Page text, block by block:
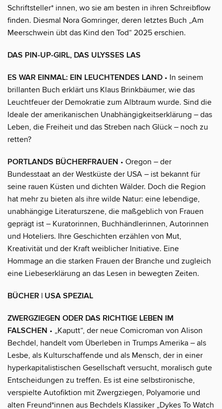
Schriftsteller* innen, wo sie am besten in ihren Schreibflow
finden. Diesmal Nora Gomringer, deren letztes Buch „Am
Meerschwein übt das Kind den Tod“ 2025 erschien.
DAS PIN-UP-GIRL, DAS ULYSSES LAS
ES WAR EINMAL: EIN LEUCHTENDES LAND • In seinem
brillanten Buch erklärt uns Klaus Brinkbäumer, wie das
Leuchtfeuer der Demokratie zum Albtraum wurde. Sind die
Ideale der amerikanischen Unabhängigkeitserklärung – das
Leben, die Freiheit und das Streben nach Glück – noch zu
retten?
PORTLANDS BÜCHERFRAUEN • Oregon – der
Bundesstaat an der Westküste der USA – ist bekannt für
seine rauen Küsten und dichten Wälder. Doch die Region
hat mehr zu bieten als ihre wilde Natur: eine lebendige,
unabhängige Literaturszene, die maßgeblich von Frauen
geprägt ist – Kuratorinnen, Buchhändlerinnen, Autorinnen
und Hoteliers. Ihre Geschichten erzählen von Mut,
Kreativität und der Kraft weiblicher Initiative. Eine
Hommage an die starken Frauen der Branche und zugleich
eine Liebeserklärung an das Lesen in bewegten Zeiten.
BÜCHER | USA SPEZIAL
ZWERGZIEGEN ODER DAS RICHTIGE LEBEN IM
FALSCHEN • „Kaputt“, der neue Comicroman von Alison
Bechdel, handelt vom Überleben in Trumps Amerika – als
Lesbe, als Kulturschaffende und als Mensch, der in einer
hyperkapitalistischen Gesellschaft versucht, moralisch gute
Entscheidungen zu treffen. Es ist eine selbstironische,
verspielte Autofiktion mit Zwergziegen, Polyamorie und
alten Freund*innen aus Bechdels Klassiker „Dykes To Watch